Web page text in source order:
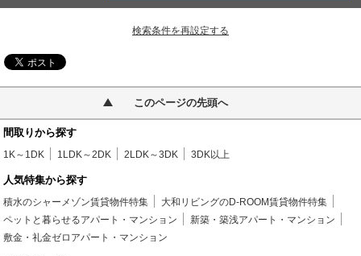
検索条件を再設定する
このページの先頭へ
間取りから探す
1K～1DK 1LDK～2DK 2LDK～3DK 3DK以上
人気特集から探す
積水のシャーメゾン賃貸物件特集
大和リビングのD-ROOM賃貸物件特集
ペットと暮らせるアパート・マンション
新築・築浅アパート・マンション
敷金・礼金ゼロアパート・マンション